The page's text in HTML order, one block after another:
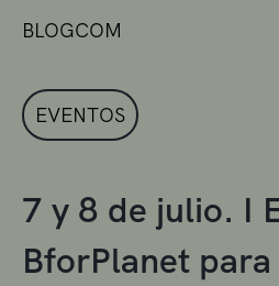
BLOGCOM
EVENTOS
7 y 8 de julio. I
BforPlanet